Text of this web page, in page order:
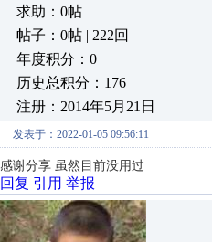
求助：0帖
帖子：0帖 | 222回
年度积分：0
历史总积分：176
注册：2014年5月21日
发表于：2022-01-05 09:56:11
感谢分享 虽然目前没用过
回复 引用 举报